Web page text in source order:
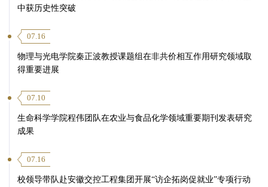
中获历史性突破
07.16
物理与光电学院秦正波教授课题组在非共价相互作用研究领域取
得重要进展
07.10
生命科学学院程伟团队在农业与食品化学领域重要期刊发表研究
成果
07.16
校领导带队赴安徽交控工程集团开展“访企拓岗促就业”专项行动